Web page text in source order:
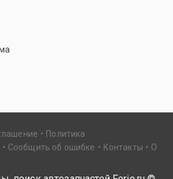
Политика
Сообщить об ошибке Контакты
О